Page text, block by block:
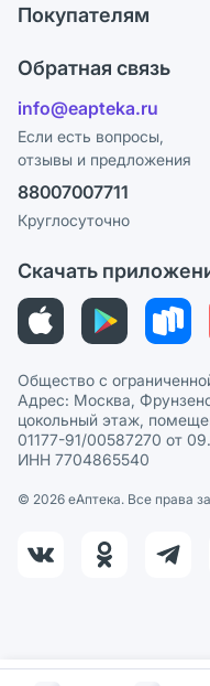
Ответы на вопросы
Блог
Карьера
Поставщики
Лицензия
Реклама на сайте
Ваши товары на
Покупателям
Программа
Политика
Пользовательское
Политика рекомендаций
Этика и соответствие
Политика в
Обратная связь
info@eapteka.ru
Если есть вопросы,
отзывы и предложения
88007007711
Круглосуточно
Скачать
Общество с
Адрес: Москва,
цокольный этаж,
01177-91/00587270 от
ИНН 7704865540
© 2026 eАптека. Все права